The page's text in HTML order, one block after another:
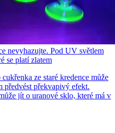
nevyhazujte. Pod UV světlem
se platí zlatem
ze staré kredence může
předvést překvapivý efekt.
jít o uranové sklo, které má v